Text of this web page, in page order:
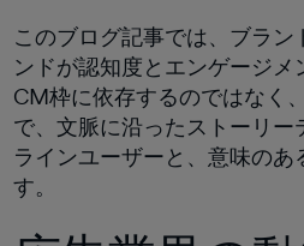
このブログ記事では、ブラ
ンドが認知度とエンゲージメ
CM枠に依存するのではなく
で、文脈に沿ったストーリ
ラインユーザーと、意味の
す。